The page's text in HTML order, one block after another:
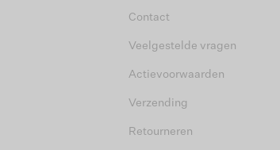
Contact
Veelgestelde vragen
Actievoorwaarden
Verzending
Retourneren